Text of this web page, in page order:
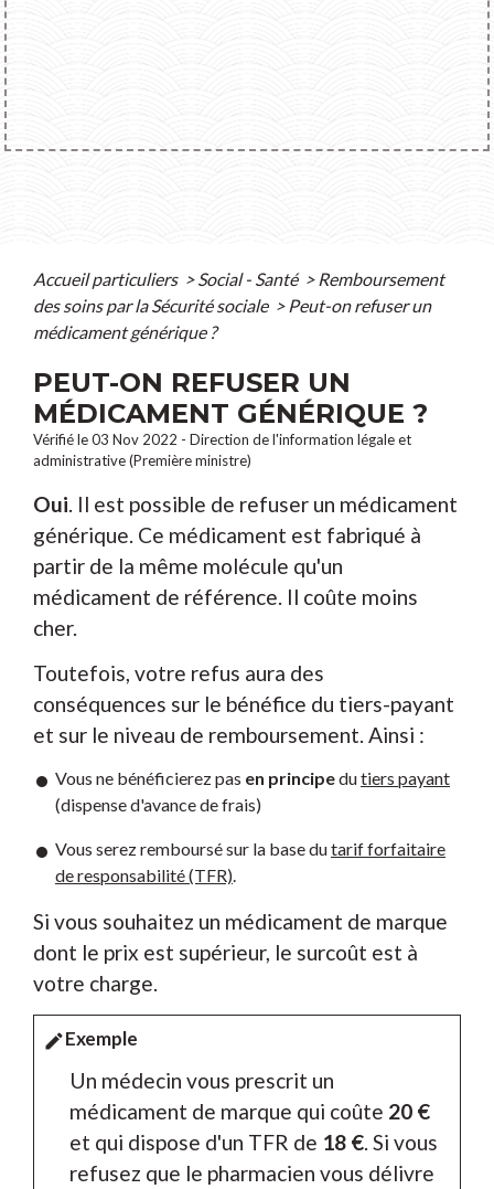
Accueil particuliers > Social - Santé > Remboursement
des soins par la Sécurité sociale > Peut-on refuser un
médicament générique ?
PEUT-ON REFUSER UN
MÉDICAMENT GÉNÉRIQUE ?
Vérifié le 03 Nov 2022 - Direction de l'information légale et
administrative (Première ministre)
Oui . Il est possible de refuser un médicament
générique. Ce médicament est fabriqué à
partir de la même molécule qu'un
médicament de référence. Il coûte moins
cher.
Toutefois, votre refus aura des
conséquences sur le bénéfice du tiers-payant
et sur le niveau de remboursement. Ainsi :
Vous ne bénéficierez pas en principedutiers payant
(dispense d'avance de frais)
Vous serez remboursé sur la base dutarif forfaitaire
de responsabilité (TFR).
Si vous souhaitez un médicament de marque
dont le prix est supérieur, le surcoût est à
votre charge.
editExemple
Un médecin vous prescrit un
médicament de marque qui coûte 20 €
et qui dispose d'un TFR de 18 €. Si vous
refusez que le pharmacien vous délivre